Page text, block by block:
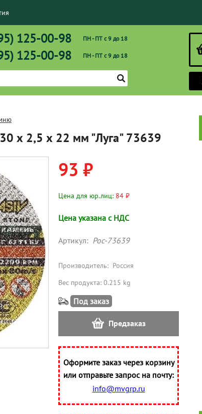
125-00-98 ПН - ПТ с 9 до 18
125-00-98 ПН - ПТ с 9 до 18
х 2,5 х 22 мм "Луга" 73639
93 ₽
Цена для юр.лиц: 84 ₽
Цена указана с НДС
Артикул: Рос-73639
Производитель: Россия
Вес продукта: 0.215 kg
Под заказ
Предзаказ
Оформите заказ через корзину
или отправьте запрос на почту:
info@mvgrp.ru